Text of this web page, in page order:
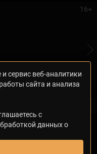
16+
Премиум». Все права на
защищены. Любое
с согласия Редакции
сервис веб-аналитики
сайта и анализа
с
данных о